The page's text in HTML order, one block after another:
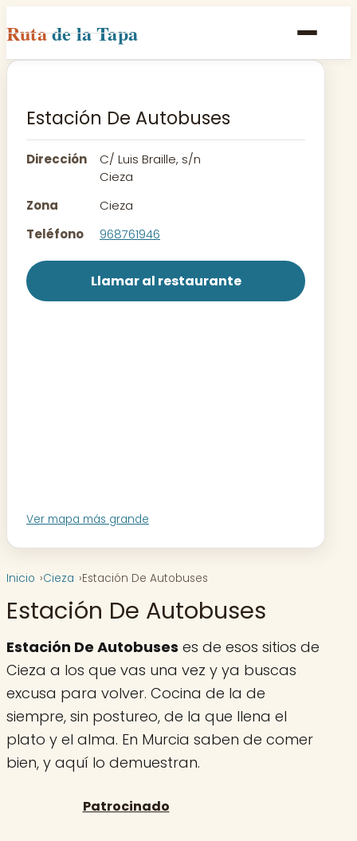
Rutade la Tapa
Inicio
Rutas
Contacto
Estación De Autobuses
Dirección
C/ Luis Braille, s/n
Cieza
Zona
Cieza
Teléfono
968761946
Llamar al restaurante
Ver mapa más grande
Inicio Cieza Estación De Autobuses
Estación De Autobuses
Estación De Autobuses es de esos sitios de
Cieza a los que vas una vez y ya buscas
excusa para volver. Cocina de la de
siempre, sin postureo, de la que llena el
plato y el alma. En Murcia saben de comer
bien, y aquí lo demuestran.